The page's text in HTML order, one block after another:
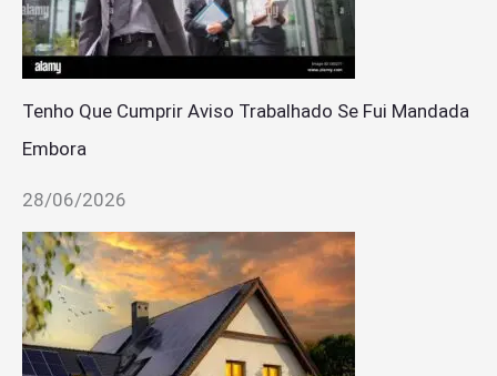
Tenho Que Cumprir Aviso Trabalhado Se Fui Mandada
Embora
28/06/2026